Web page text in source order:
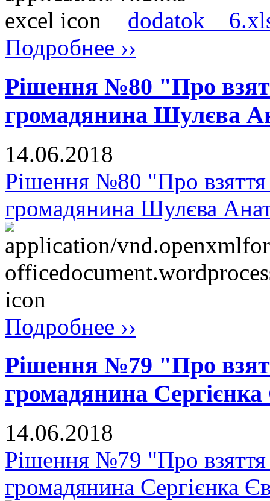
Подробнее ››
Рішення №80 "Про
громадянина Шулєва
14.06.2018
Рішення №80 "Про взяття
громадянина Шулєва
Подробнее ››
Рішення №79 "Про
громадянина
14.06.2018
Рішення №79 "Про взяття
громадянина Сергієнка